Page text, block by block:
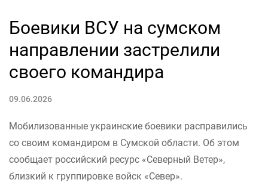
Боевики ВСУ на сумском
направлении застрелили
своего командира
09.06.2026
Мобилизованные украинские боевики расправились
со своим командиром в Сумской области. Об этом
сообщает российский ресурс «Северный Ветер»,
близкий к группировке войск «Север».